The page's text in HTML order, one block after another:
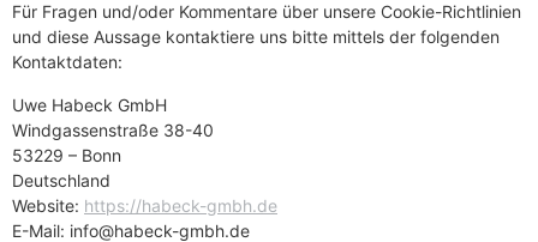
Für Fragen und/oder Kommentare über unsere Cookie-Richtlinien
und diese Aussage kontaktiere uns bitte mittels der folgenden
Kontaktdaten:
Uwe Habeck GmbH
Windgassenstraße 38-40
53229 – Bonn
Deutschland
Website: https://habeck-gmbh.de
E-Mail: info@habeck-gmbh.de